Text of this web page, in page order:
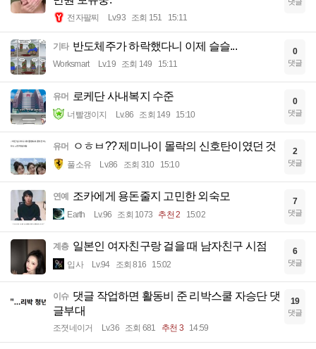
전자팔찌 Lv.93 조회 151 15:11
기타 반도체주가 하락했다니 이제 슬슬...
Worksmart Lv.19 조회 149 15:11
0
댓글
유머 로케단 사내복지 수준
너빨갱이지 Lv.86 조회 149 15:10
0
댓글
유머 ㅇㅎㅂ?? 제미나이 몰락의 신호탄이였던 것
풀소유 Lv.86 조회 310 15:10
2
댓글
연예 조카에게 용돈줄지 고민한 외숙모
Earth Lv.96 조회 1073 추천 2 15:02
7
댓글
계층 일본인 여자친구랑 걸을 때 남자친구 시점
입사 Lv.94 조회 816 15:02
6
댓글
이슈 댓글 작업하면 활동비 준 리박스쿨 자승단 댓
글부대
조졋네이거 Lv.36 조회 681 추천 3 14:59
19
댓글